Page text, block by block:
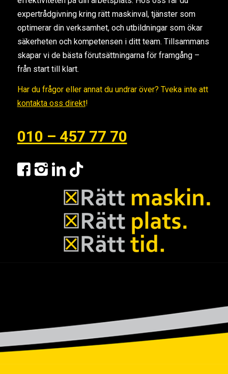
expertrådgivning kring rätt maskinval, tjänster som
optimerar din verksamhet, och utbildningar som ökar
säkerheten och kompetensen i ditt team. Tillsammans
skapar vi de bästa förutsättningarna för framgång –
från start till klart.
Har du frågor eller annat du undrar över? Tveka inte att
kontakta oss direkt!
010 – 457 77 70